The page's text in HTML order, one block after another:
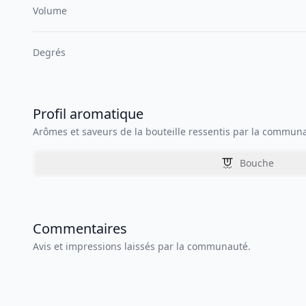
Volume
Degrés
Profil aromatique
Arômes et saveurs de la bouteille ressentis par la
Bouche
Commentaires
Avis et impressions laissés par la communauté.